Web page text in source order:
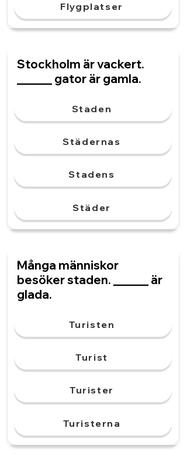
Flygplatser
Stockholm är vackert.
______ gator är gamla.
Staden
Städernas
Stadens
Städer
Många människor
besöker staden. ______ är
glada.
Turisten
Turist
Turister
Turisterna